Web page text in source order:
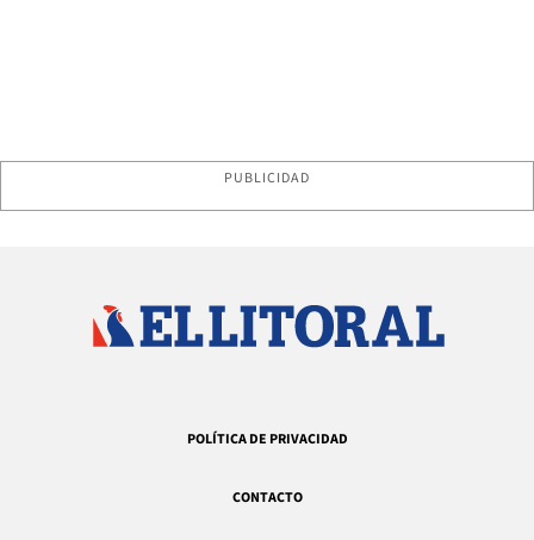
PUBLICIDAD
POLÍTICA DE PRIVACIDAD
CONTACTO